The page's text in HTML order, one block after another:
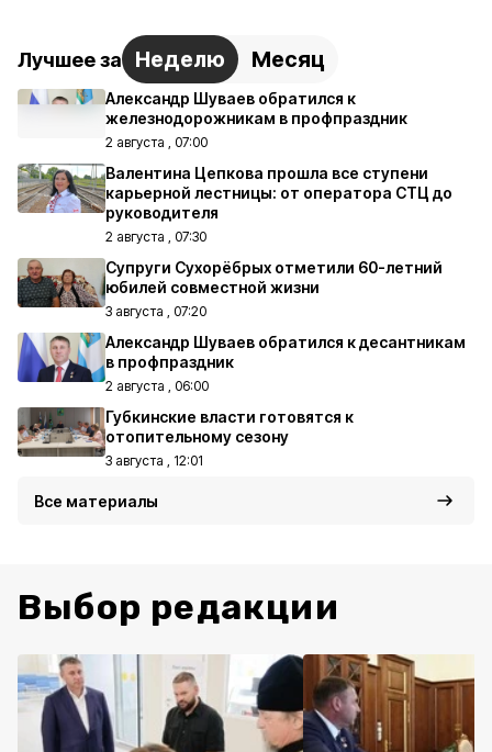
Лучшее за Неделю Месяц
Александр Шуваев обратился к
железнодорожникам в профпраздник
2 августа , 07:00
Валентина Цепкова прошла все ступени
карьерной лестницы: от оператора СТЦ до
руководителя
2 августа , 07:30
Супруги Сухорёбрых отметили 60-летний
юбилей совместной жизни
3 августа , 07:20
Александр Шуваев обратился к десантникам
в профпраздник
2 августа , 06:00
Губкинские власти готовятся к
отопительному сезону
3 августа , 12:01
Все материалы
Выбор редакции